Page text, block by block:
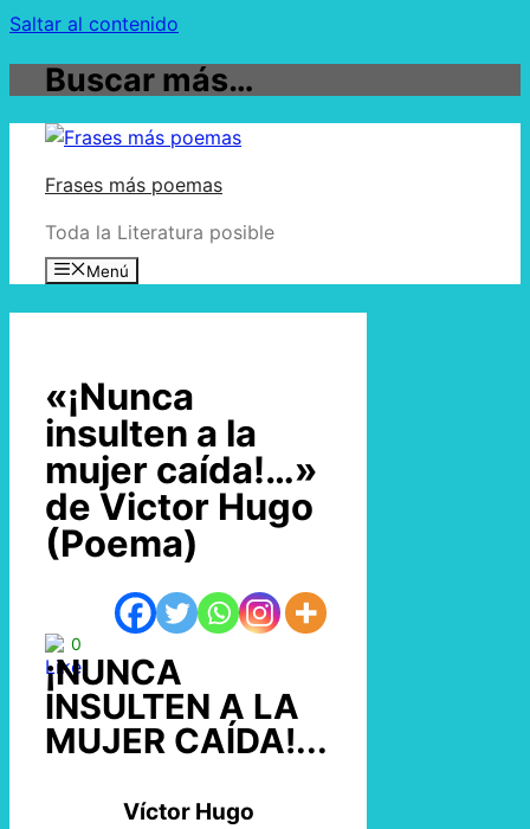
Saltar al contenido
Buscar más…
Frases más poemas
Toda la Literatura posible
Menú
«¡Nunca
insulten a la
mujer caída!…»
de Victor Hugo
(Poema)
0
¡NUNCA
INSULTEN A LA
MUJER CAÍDA!...
Víctor Hugo